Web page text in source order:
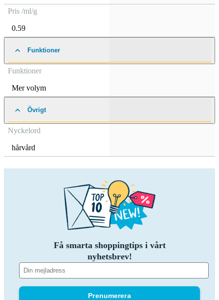
Pris /ml/g
0.59
Funktioner
Funktioner
Mer volym
Övrigt
Nyckelord
hårvård
Få smarta shoppingtips i vårt
nyhetsbrev!
Prenumerera